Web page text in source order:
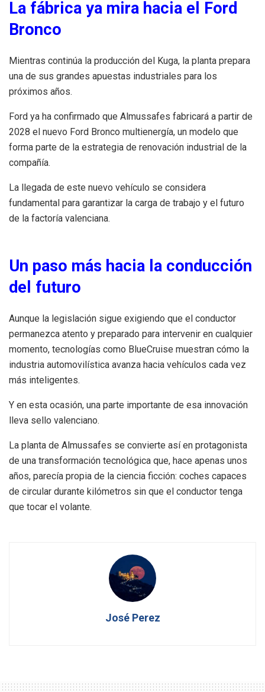
La fábrica ya mira hacia el Ford
Bronco
Mientras continúa la producción del Kuga, la planta prepara
una de sus grandes apuestas industriales para los
próximos años.
Ford ya ha confirmado que Almussafes fabricará a partir de
2028 el nuevo Ford Bronco multienergía, un modelo que
forma parte de la estrategia de renovación industrial de la
compañía.
La llegada de este nuevo vehículo se considera
fundamental para garantizar la carga de trabajo y el futuro
de la factoría valenciana.
Un paso más hacia la conducción
del futuro
Aunque la legislación sigue exigiendo que el conductor
permanezca atento y preparado para intervenir en cualquier
momento, tecnologías como BlueCruise muestran cómo la
industria automovilística avanza hacia vehículos cada vez
más inteligentes.
Y en esta ocasión, una parte importante de esa innovación
lleva sello valenciano.
La planta de Almussafes se convierte así en protagonista
de una transformación tecnológica que, hace apenas unos
años, parecía propia de la ciencia ficción: coches capaces
de circular durante kilómetros sin que el conductor tenga
que tocar el volante.
José Perez